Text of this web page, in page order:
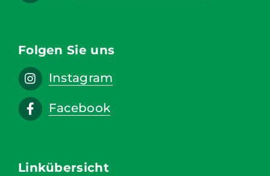
Linkübersicht
Folgen Sie uns
Instagram
Facebook